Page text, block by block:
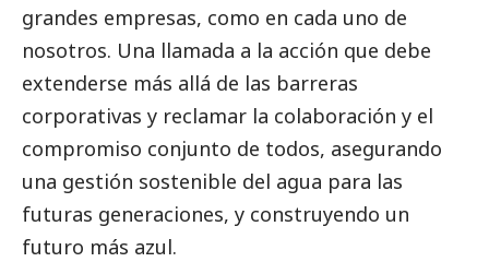
grandes empresas, como en cada uno de
nosotros. Una llamada a la acción que debe
extenderse más allá de las barreras
corporativas y reclamar la colaboración y el
compromiso conjunto de todos, asegurando
una gestión sostenible del agua para las
futuras generaciones, y construyendo un
futuro más azul.